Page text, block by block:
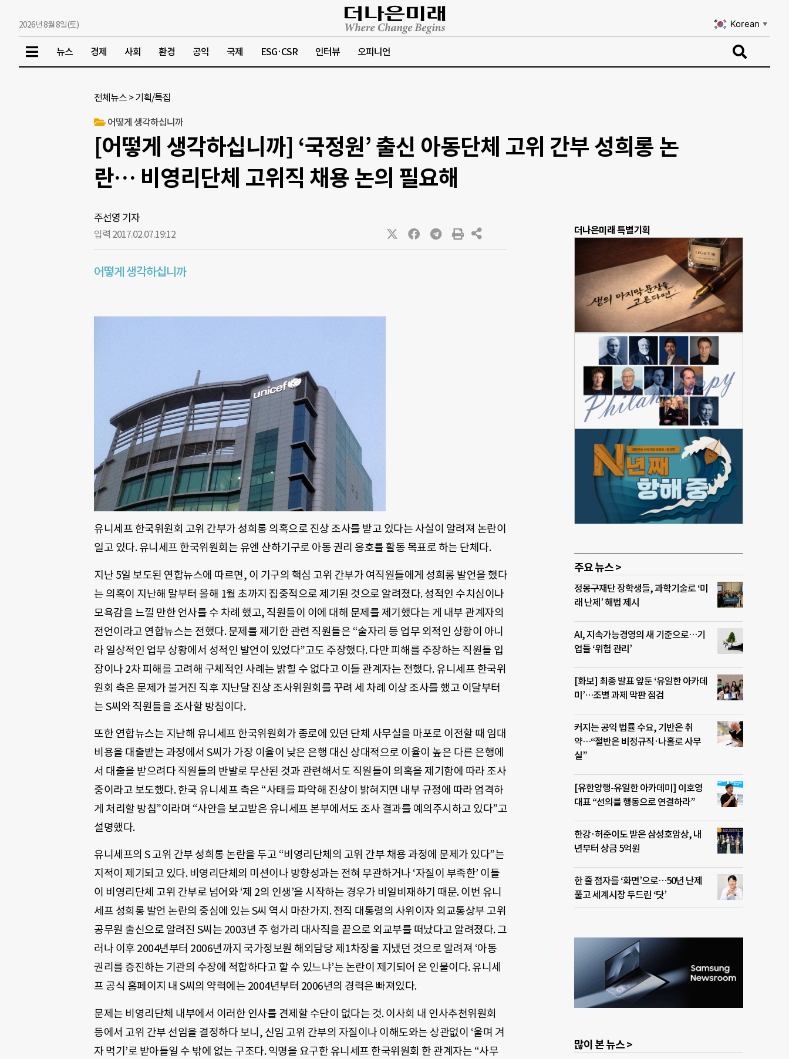
2026년 8월 8일(토) Korean ▼
뉴스 경제 사회 환경 공익 국제 ESG·CSR 인터뷰 오피니언
전체뉴스 >기획/특집
어떻게 생각하십니까
[어떻게 생각하십니까] ‘국정원’ 출신 아동단체 고위 간부 성희롱 논
란… 비영리단체 고위직 채용 논의 필요해
주선영 기자
입력 2017.02.07.19:12
어떻게 생각하십니까
유니세프 한국위원회 고위 간부가 성희롱 의혹으로 진상 조사를 받고 있다는 사실이 알려져 논란이
일고 있다. 유니세프 한국위원회는 유엔 산하기구로 아동 권리 옹호를 활동 목표로 하는 단체다.
지난 5일 보도된 연합뉴스에 따르면, 이 기구의 핵심 고위 간부가 여직원들에게 성희롱 발언을 했다
는 의혹이 지난해 말부터 올해 1월 초까지 집중적으로 제기된 것으로 알려졌다. 성적인 수치심이나
모욕감을 느낄 만한 언사를 수 차례 했고, 직원들이 이에 대해 문제를 제기했다는 게 내부 관계자의
전언이라고 연합뉴스는 전했다. 문제를 제기한 관련 직원들은 “술자리 등 업무 외적인 상황이 아니
라 일상적인 업무 상황에서 성적인 발언이 있었다”고도 주장했다. 다만 피해를 주장하는 직원들 입
장이나 2차 피해를 고려해 구체적인 사례는 밝힐 수 없다고 이들 관계자는 전했다. 유니세프 한국위
원회 측은 문제가 불거진 직후 지난달 진상 조사위원회를 꾸려 세 차례 이상 조사를 했고 이달부터
는 S씨와 직원들을 조사할 방침이다.
또한 연합뉴스는 지난해 유니세프 한국위원회가 종로에 있던 단체 사무실을 마포로 이전할 때 임대
비용을 대출받는 과정에서 S씨가 가장 이율이 낮은 은행 대신 상대적으로 이율이 높은 다른 은행에
서 대출을 받으려다 직원들의 반발로 무산된 것과 관련해서도 직원들이 의혹을 제기함에 따라 조사
중이라고 보도했다. 한국 유니세프 측은 “사태를 파악해 진상이 밝혀지면 내부 규정에 따라 엄격하
게 처리할 방침”이라며 “사안을 보고받은 유니세프 본부에서도 조사 결과를 예의주시하고 있다”고
설명했다.
유니세프의 S 고위 간부 성희롱 논란을 두고 “비영리단체의 고위 간부 채용 과정에 문제가 있다”는
지적이 제기되고 있다. 비영리단체의 미션이나 방향성과는 전혀 무관하거나 ‘자질이 부족한’ 이들
이 비영리단체 고위 간부로 넘어와 ‘제 2의 인생’을 시작하는 경우가 비일비재하기 때문. 이번 유니
세프 성희롱 발언 논란의 중심에 있는 S씨 역시 마찬가지. 전직 대통령의 사위이자 외교통상부 고위
공무원 출신으로 알려진 S씨는 2003년 주 헝가리 대사직을 끝으로 외교부를 떠났다고 알려졌다. 그
러나 이후 2004년부터 2006년까지 국가정보원 해외담당 제1차장을 지냈던 것으로 알려져 ‘아동
권리를 증진하는 기관의 수장에 적합하다고 할 수 있느냐’는 논란이 제기되어 온 인물이다. 유니세
프 공식 홈페이지 내 S씨의 약력에는 2004년부터 2006년의 경력은 빠져있다.
문제는 비영리단체 내부에서 이러한 인사를 견제할 수단이 없다는 것. 이사회 내 인사추천위원회
등에서 고위 간부 선임을 결정하다 보니, 신임 고위 간부의 자질이나 이해도와는 상관없이 ‘울며 겨
자 먹기’로 받아들일 수 밖에 없는 구조다. 익명을 요구한 유니세프 한국위원회 한 관계자는 “사무
더나은미래 특별기획
주요 뉴스 >
정몽구재단 장학생들, 과학기술로 ‘미
래 난제’ 해법 제시
AI, 지속가능경영의 새 기준으로…기
업들 ‘위험 관리’
[화보] 최종 발표 앞둔 ‘유일한 아카데
미’…조별 과제 막판 점검
커지는 공익 법률 수요, 기반은 취
약…“절반은 비정규직·나홀로 사무
실”
[유한양행-유일한 아카데미] 이호영
대표 “선의를 행동으로 연결하라”
한강·허준이도 받은 삼성호암상, 내
년부터 상금 5억원
한 줄 점자를 ‘화면’으로…50년 난제
풀고 세계시장 두드린 ‘닷’
많이 본 뉴스 >